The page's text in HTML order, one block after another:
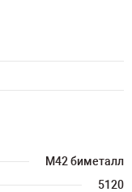
M42 биметалл
5120